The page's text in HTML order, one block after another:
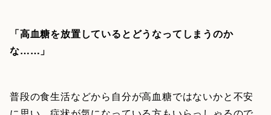
「高血糖を放置しているとどうなってしまうのか
な……」
普段の食生活などから自分が高血糖ではないかと不安